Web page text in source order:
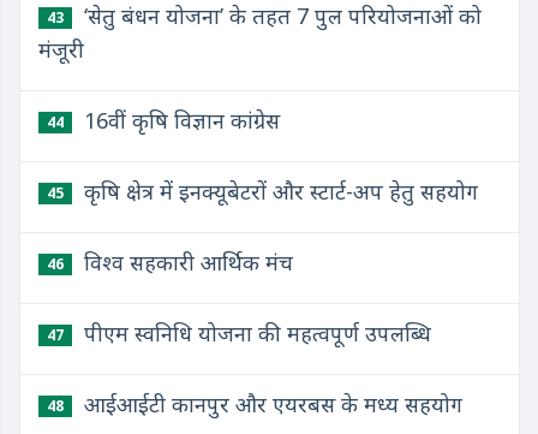
43
‘सेतु बंधन योजना’ के तहत 7 पुल परियोजनाओं को
मंजूरी
44 16वीं कृषि विज्ञान कांग्रेस
45 कृषि क्षेत्र में इनक्यूबेटरों और स्टार्ट-अप हेतु सहयोग
46 विश्व सहकारी आर्थिक मंच
47 पीएम स्वनिधि योजना की महत्वपूर्ण उपलब्धि
48 आईआईटी कानपुर और एयरबस के मध्य सहयोग